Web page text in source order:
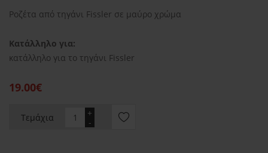
Ροζέτα από τηγάνι Fissler σε μαύρο χρώμα
Κατάλληλο για:
κατάλληλο για το τηγάνι Fissler
19.00€
Τεμάχια -
+